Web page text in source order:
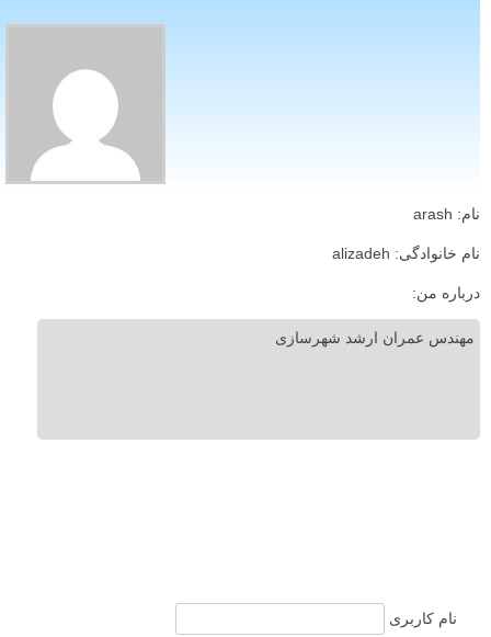
نام: arash
نام خانوادگی: alizadeh
درباره من:
مهندس عمران ارشد شهرسازی
نام کاربری